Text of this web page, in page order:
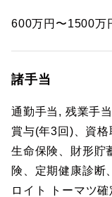
600万円〜1500万
諸手当
通勤手当, 残業手
賞与(年3回)、資
生命保険、財形貯
険、定期健康診断
ロイト トーマツ